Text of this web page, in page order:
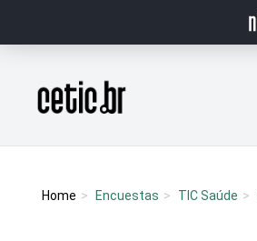
Página inicial
Home Encuestas TIC Saúde